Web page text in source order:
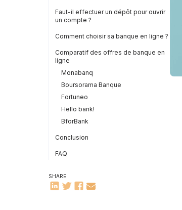
Faut-il effectuer un dépôt pour ouvrir
un compte ?
Comment choisir sa banque en ligne ?
Comparatif des offres de banque en
ligne
Monabanq
Boursorama Banque
Fortuneo
Hello bank!
BforBank
Conclusion
FAQ
SHARE